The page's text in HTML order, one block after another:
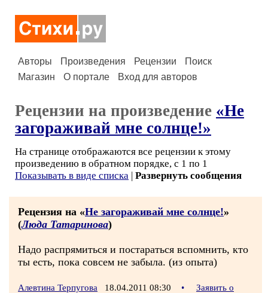
Авторы Произведения Рецензии
Поиск
Магазин
О портале Вход для авторов
Рецензии на произведение «Не
загораживай мне солнце!»
На странице отображаются все рецензии к этому
произведению в обратном порядке, с 1 по 1
Показывать в виде списка | Развернуть сообщения
Рецензия на «Не загораживай мне солнце!»
(Люда Татаринова)
Надо распрямиться и постараться вспомнить, кто
ты есть, пока совсем не забыла. (из опыта)
Алевтина Терпугова 18.04.2011 08:30 •
Заявить о